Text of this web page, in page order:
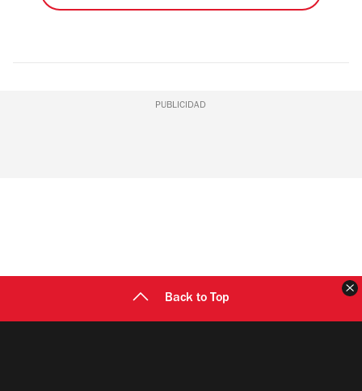
PUBLICIDAD
Back to Top